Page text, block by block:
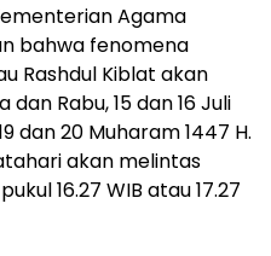
Agama
bahwa fenomena
Rashdul Kiblat akan
Rabu, 15 dan 16 Juli
dan 20 Muharam 1447 H.
akan melintas
16.27 WIB atau 17.27